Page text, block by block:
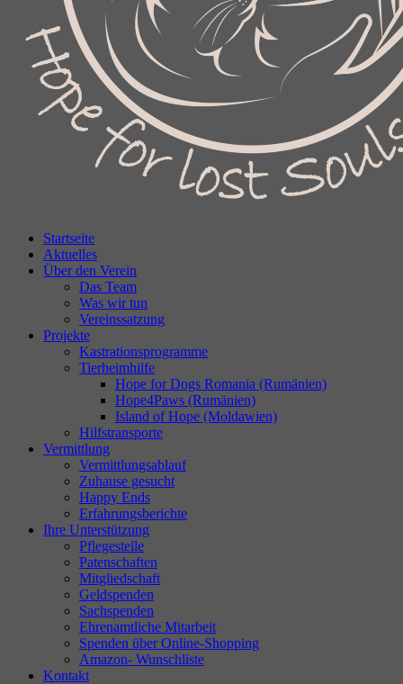
Startseite
Aktuelles
Über den Verein
Das Team
Was wir tun
Vereinssatzung
Projekte
Kastrationsprogramme
Tierheimhilfe
Hope for Dogs Romania (Rumänien)
Hope4Paws (Rumänien)
Island of Hope (Moldawien)
Hilfstransporte
Vermittlung
Vermittlungsablauf
Zuhause gesucht
Happy Ends
Erfahrungsberichte
Ihre Unterstützung
Pflegestelle
Patenschaften
Mitgliedschaft
Geldspenden
Sachspenden
Ehrenamtliche Mitarbeit
Spenden über Online-Shopping
Amazon- Wunschliste
Kontakt